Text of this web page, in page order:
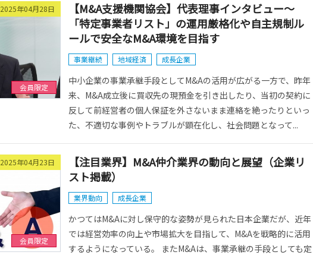
2025年04月28日
会員限定
【M&A支援機関協会】代表理事インタビュー～
「特定事業者リスト」の運用厳格化や自主規制ル
ールで安全なM&A環境を目指す
事業継続 地域経済 成長企業
中小企業の事業承継手段としてM&Aの活用が広がる一方で、昨年
来、M&A成立後に買収先の現預金を引き出したり、当初の契約に
反して前経営者の個人保証を外さないまま連絡を絶ったりといっ
た、不適切な事例やトラブルが顕在化し、社会問題となって...
2025年04月23日
会員限定
【注目業界】M&A仲介業界の動向と展望（企業リ
スト掲載）
業界動向 成長企業
かつてはM&Aに対し保守的な姿勢が見られた日本企業だが、近年
では経営効率の向上や市場拡大を目指して、M&Aを戦略的に活用
するようになっている。 またM&Aは、事業承継の手段としても定